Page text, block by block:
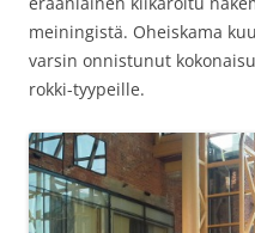
meiningistä. Oheiskama
varsin onnistunut
rokki-tyypeille.